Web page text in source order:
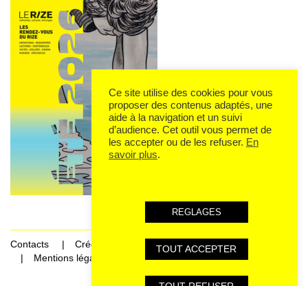
Contacts
Crédits
Mentions légales et données personnelles
Ce site utilise des cookies pour vous
proposer des contenus adaptés, une
aide à la navigation et un suivi
d’audience. Cet outil vous permet de
les accepter ou de les refuser. En
savoir plus.
REGLAGES
TOUT ACCEPTER